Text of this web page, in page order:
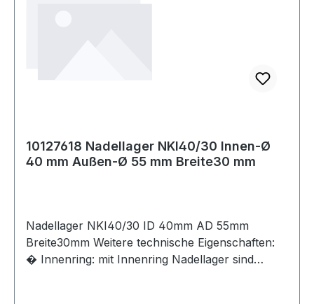
10127618 Nadellager NKI40/30 Innen-Ø
40 mm Außen-Ø 55 mm Breite30 mm
Nadellager NKI40/30 ID 40mm AD 55mm
Breite30mm Weitere technische Eigenschaften:
� Innenring: mit Innenring Nadellager sind